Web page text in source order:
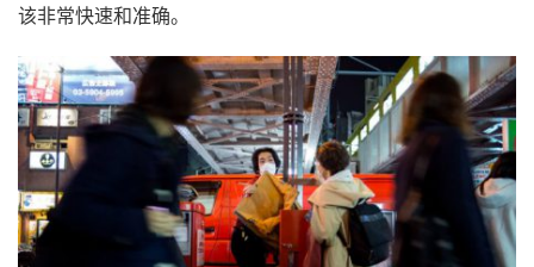
该非常快速和准确。